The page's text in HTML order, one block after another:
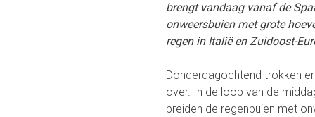
brengt vandaag vanaf de
onweersbuien met grote
regen in Italië en Zuidoost-
Donderdagochtend trokken
over. In de loop van de
breiden de regenbuien met